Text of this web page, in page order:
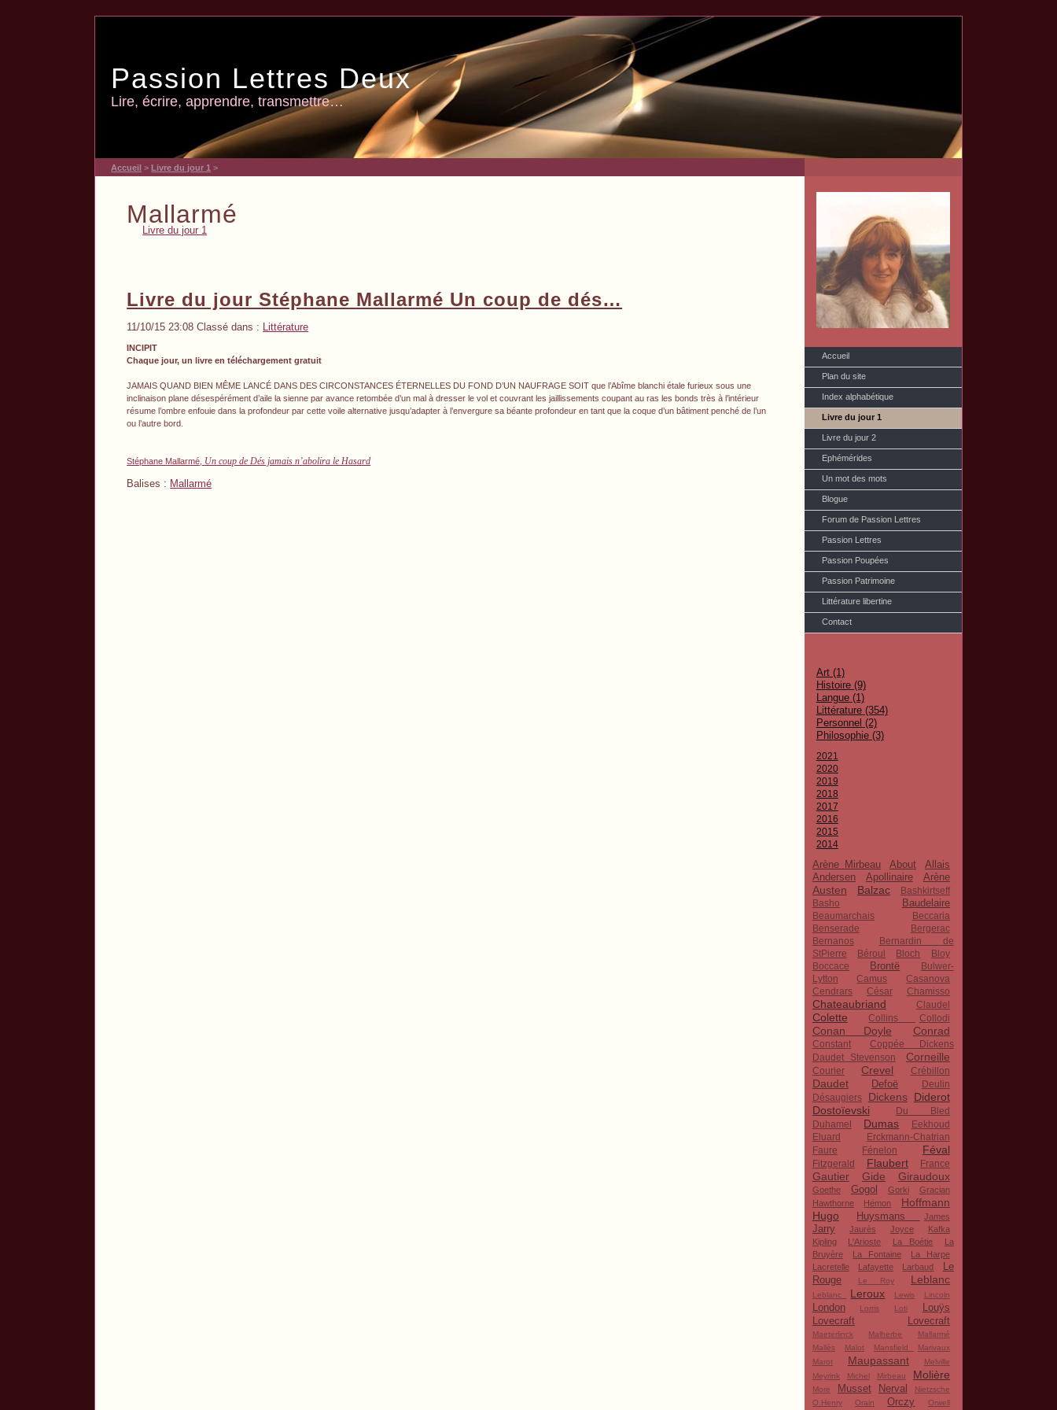
Passion Lettres Deux
Lire, écrire, apprendre, transmettre…
Accueil
Plan du site
Index alphabétique
Livre du jour 1
Livre du jour 2
Ephémérides
Un mot des mots
Blogue
Forum de Passion Lettres
Passion Lettres
Passion Poupées
Passion Patrimoine
Littérature libertine
Contact
Art (1)
Histoire (9)
Langue (1)
Littérature (354)
Personnel (2)
Philosophie (3)
2021
2020
2019
2018
2017
2016
2015
2014
Arène Mirbeau About
Allais
Andersen
Apollinaire Arène
Austen Balzac
Bashkirtseff
Basho
Baudelaire
Beaumarchais
Beccaria
Benserade
Bergerac
Bernanos
Bernardin de
StPierre
Béroul Bloch
Bloy
Boccace
Brontë
Bulwer-
Lytton
Camus
Casanova
Cendrars
César Chamisso
Chateaubriand Claudel
Colette Collins Collodi
Conan Doyle Conrad
Constant
Coppée Dickens
Daudet Stevenson
Corneille
Courier Crevel Crébillon
Daudet Defoë
Deulin
Désaugiers
Dickens Diderot
Dostoïevski
Du Bled
Duhamel
Dumas
Eekhoud
Eluard
Erckmann-Chatrian
Faure
Fénelon Féval
Fitzgerald Flaubert France
Gautier Gide Giraudoux
Goethe Gogol Gorki
Gracian
Hawthorne
Hémon
Hoffmann
Hugo
Huysmans James
Jarry Jaurès Joyce
Kafka
Kipling
L'Arioste La Boétie
La
Bruyère
La Fontaine
La Harpe
Lacretelle
Lafayette Larbaud
Le
Rouge
Le Roy Leblanc
Leblanc Leroux Lewis Lincoln
London Lorris Loti
Louÿs
Lovecraft
Lovecraft
Maeterlinck Malherbe
Mallarmé
Mallès
Malot Mansfield
Marivaux
Marot
Maupassant
Melville
Meyrink
Michel Mirbeau Molière
More Musset Nerval
Nietzsche
O.Henry
Orain Orczy Orwell
Accueil >Livre du jour 1 >
Mallarmé
Livre du jour 1
Livre du jour Stéphane Mallarmé Un coup de dés…
11/10/15 23:08 Classé dans : Littérature
INCIPIT
Chaque jour, un livre en téléchargement gratuit
JAMAIS QUAND BIEN MÊME LANCÉ DANS DES CIRCONSTANCES ÉTERNELLES DU FOND D’UN NAUFRAGE SOIT que l’Abîme blanchi étale furieux sous une
inclinaison plane désespérément d’aile la sienne par avance retombée d’un mal à dresser le vol et couvrant les jaillissements coupant au ras les bonds très à l’intérieur
résume l’ombre enfouie dans la profondeur par cette voile alternative jusqu’adapter à l’envergure sa béante profondeur en tant que la coque d’un bâtiment penché de l’un
ou l’autre bord.
Stéphane Mallarmé, Un coup de Dés jamais n’abolira le Hasard
Balises : Mallarmé